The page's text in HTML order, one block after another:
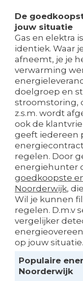
De
jouw situatie
Gas en elektra
identiek. Waar
afneemt, je je
verwarming
doelgroep en
stroomstoring,
z.s.m. wordt
ook de
geeft iedereen
regelen. Door
energiehunter
goedkoopste
Noorderwijk,
Wil je kunnen
regelen. D.m.v
vergelijker
op jouw situatie.
Populaire
Noorderwijk